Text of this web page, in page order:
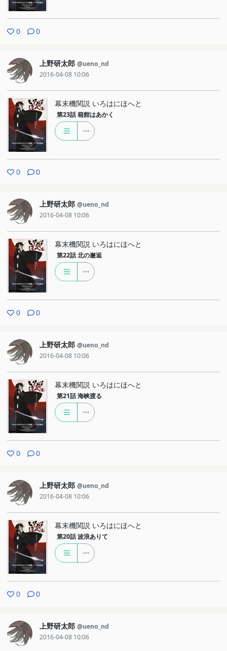
0 0
上野研太郎 @ueno_nd
2016-04-08 10:06
幕末機関説 いろはにほへと
第23話 箱館はあかく
0 0
上野研太郎 @ueno_nd
2016-04-08 10:06
幕末機関説 いろはにほへと
第22話 北の邂逅
0 0
上野研太郎 @ueno_nd
2016-04-08 10:06
幕末機関説 いろはにほへと
第21話 海峡渡る
0 0
上野研太郎 @ueno_nd
2016-04-08 10:06
幕末機関説 いろはにほへと
第20話 波浪ありて
0 0
上野研太郎 @ueno_nd
2016-04-08 10:06